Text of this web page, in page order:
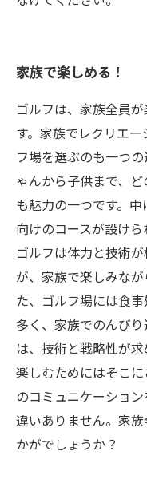
家族で楽しめる！
ゴルフは、家族全員
す。家族でレクリエ
フ場を選ぶのも一つ
ゃんから子供まで、
も魅力の一つです。
向けのコースが設けら
ゴルフは体力と技術
が、家族で楽しみな
た、ゴルフ場には食
多く、家族でのんび
は、技術と戦略性が
楽しむためにはそこ
のコミュニケーショ
違いありません。家
かがでしょうか？